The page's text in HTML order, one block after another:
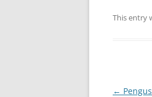
This entry
Post
←